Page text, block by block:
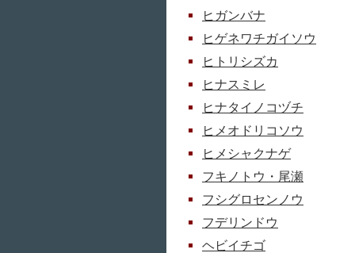
ヒガンバナ
ヒゲネワチガイソウ
ヒトリシズカ
ヒナスミレ
ヒナタイノコヅチ
ヒメオドリコソウ
ヒメシャクナゲ
フキノトウ・尾瀬
フシグロセンノウ
フデリンドウ
ヘビイチゴ